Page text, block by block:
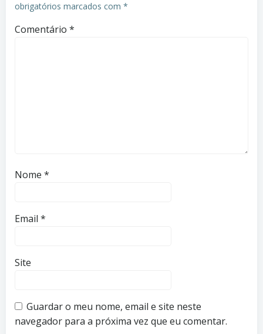
obrigatórios marcados com *
Comentário *
Nome *
Email *
Site
Guardar o meu nome, email e site neste
navegador para a próxima vez que eu comentar.